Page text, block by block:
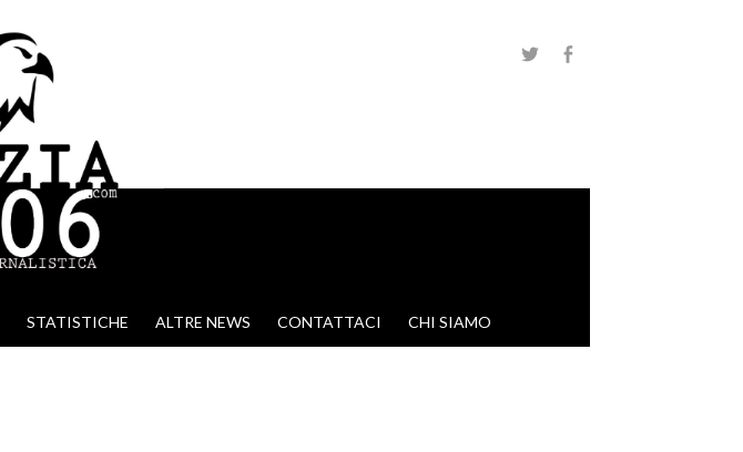
STATISTICHE ALTRE NEWS CONTATTACI CHI SIAMO